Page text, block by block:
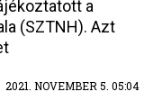
a
(SZTNH). Azt
2021. NOVEMBER 5. 05:04